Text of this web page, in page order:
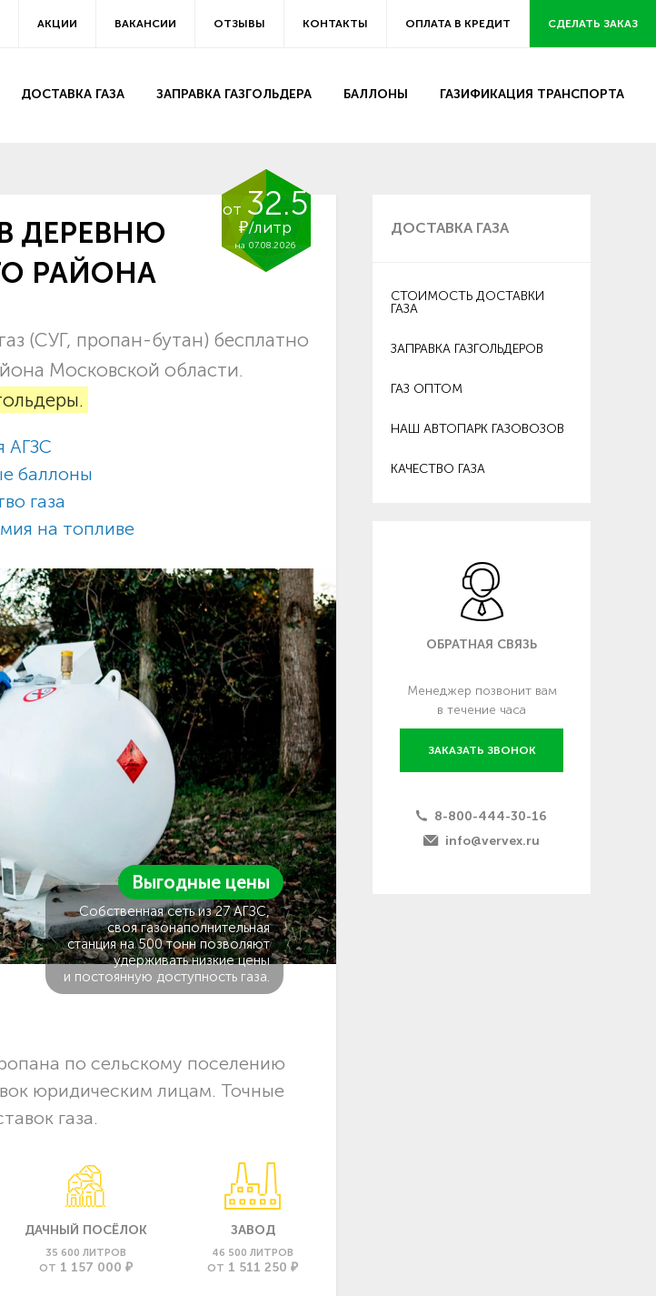
АКЦИИ ВАКАНСИИ ОТЗЫВЫ КОНТАКТЫ ОПЛАТА В КРЕДИТ СДЕЛАТЬ ЗАКАЗ
ДОСТАВКА ГАЗА ЗАПРАВКА ГАЗГОЛЬДЕРА БАЛЛОНЫ ГАЗИФИКАЦИЯ ТРАНСПОРТА
от 32.5
₽/литр
на 07.08.2026
ДЕРЕВНЮ
РАЙОНА
(СУГ, пропан-бутан) бесплатно
Московской области.
АГЗС
баллоны
газа
на топливе
Выгодные цены
Собственная сеть из 27 АГЗС,
своя газонаполнительная
станция на 500 тонн позволяют
удерживать низкие цены
и постоянную доступность газа.
по сельскому поселению
юридическим лицам. Точные
газа.
ДАЧНЫЙ ПОСЁЛОК
35 600 ЛИТРОВ
ОТ 1 157 000 ₽
ЗАВОД
46 500 ЛИТРОВ
ОТ 1 511 250 ₽
ДОСТАВКА ГАЗА
СТОИМОСТЬ ДОСТАВКИ
ГАЗА
ЗАПРАВКА ГАЗГОЛЬДЕРОВ
ГАЗ ОПТОМ
НАШ АВТОПАРК ГАЗОВОЗОВ
КАЧЕСТВО ГАЗА
ОБРАТНАЯ СВЯЗЬ
Менеджер позвонит вам
в течение часа
ЗАКАЗАТЬ ЗВОНОК
8-800-444-30-16
info@vervex.ru